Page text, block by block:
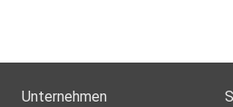
Unternehmen